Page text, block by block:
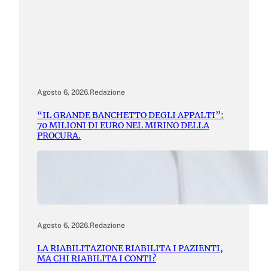
Agosto 6, 2026.Redazione
“IL GRANDE BANCHETTO DEGLI APPALTI”:
70 MILIONI DI EURO NEL MIRINO DELLA
PROCURA.
Agosto 6, 2026.Redazione
LA RIABILITAZIONE RIABILITA I PAZIENTI,
MA CHI RIABILITA I CONTI?